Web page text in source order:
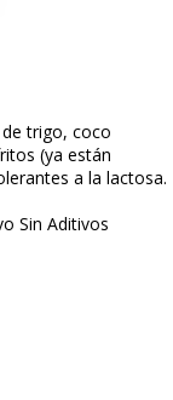
trigo, coco
(ya están
a la lactosa.
Sin Aditivos